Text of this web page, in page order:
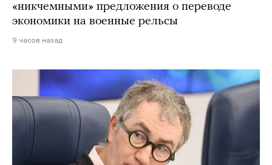
«никчемными» предложения о переводе
экономики на военные рельсы
9 часов назад